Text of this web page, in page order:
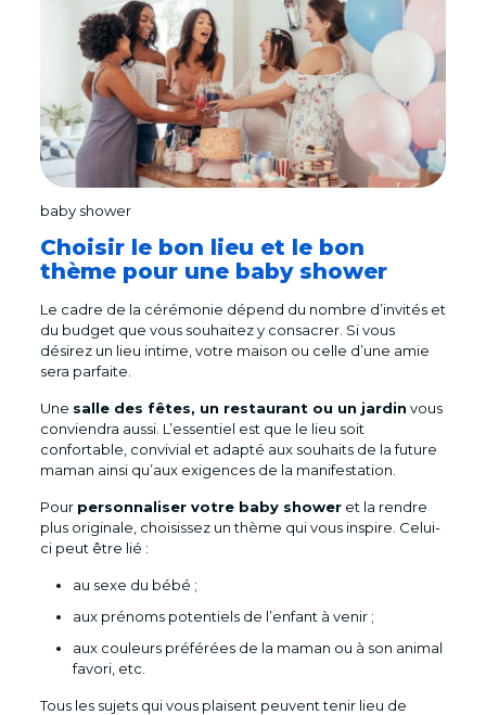
baby shower
Choisir le bon lieu et le bon
thème pour une baby shower
Le cadre de la cérémonie dépend du nombre d’invités et
du budget que vous souhaitez y consacrer. Si vous
désirez un lieu intime, votre maison ou celle d’une amie
sera parfaite.
Une salle des fêtes, un restaurant ou un jardin vous
conviendra aussi. L’essentiel est que le lieu soit
confortable, convivial et adapté aux souhaits de la future
maman ainsi qu’aux exigences de la manifestation.
Pour personnaliser votre baby showeret la rendre
plus originale, choisissez un thème qui vous inspire. Celui-
ci peut être lié :
au sexe du bébé ;
aux prénoms potentiels de l’enfant à venir ;
aux couleurs préférées de la maman ou à son animal
favori, etc.
Tous les sujets qui vous plaisent peuvent tenir lieu de